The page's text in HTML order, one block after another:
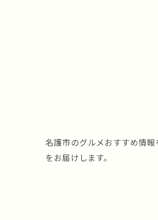
名護市のグルメおすすめ情
をお届けします。